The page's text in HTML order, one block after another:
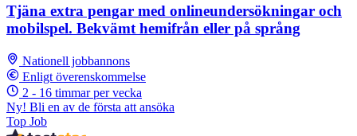
Tjäna extra pengar med onlineundersökningar och
mobilspel. Bekvämt hemifrån eller på språng
Nationell jobbannons
Enligt överenskommelse
2 - 16 timmar per vecka
Ny! Bli en av de första att ansöka
Top Job